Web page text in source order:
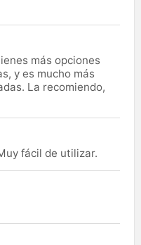
más opciones
y es mucho más
La recomiendo,
fácil de utilizar.